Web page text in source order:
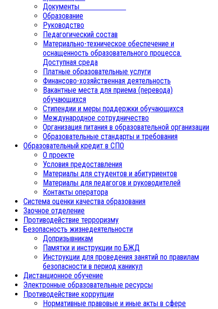
Документы
Образование
Руководство
Педагогический состав
Материально-техническое обеспечение и
оснащенность образовательного процесса.
Доступная среда
Платные образовательные услуги
Финансово-хозяйственная деятельность
Вакантные места для приема (перевода)
обучающихся
Стипендии и меры поддержки обучающихся
Международное сотрудничество
Организация питания в образовательной организации
Образовательные стандарты и требования
Образовательный кредит в СПО
О проекте
Условия предоставления
Материалы для студентов и абитуриентов
Материалы для педагогов и руководителей
Контакты оператора
Система оценки качества образования
Заочное отделение
Противодействие терроризму
Безопасность жизнедеятельности
Допризывникам
Памятки и инструкции по БЖД
Инструкции для проведения занятий по правилам
безопасности в период каникул
Дистанционное обучение
Электронные образовательные ресурсы
Противодействие коррупции
Нормативные правовые и иные акты в сфере